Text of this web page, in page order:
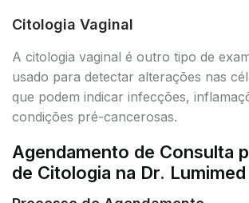
Citologia Vaginal
A citologia vaginal é outro tipo de
usado para detectar alterações nas
que podem indicar infecções,
condições pré-cancerosas.
Agendamento de Consulta
de Citologia na Dr. Lumimed